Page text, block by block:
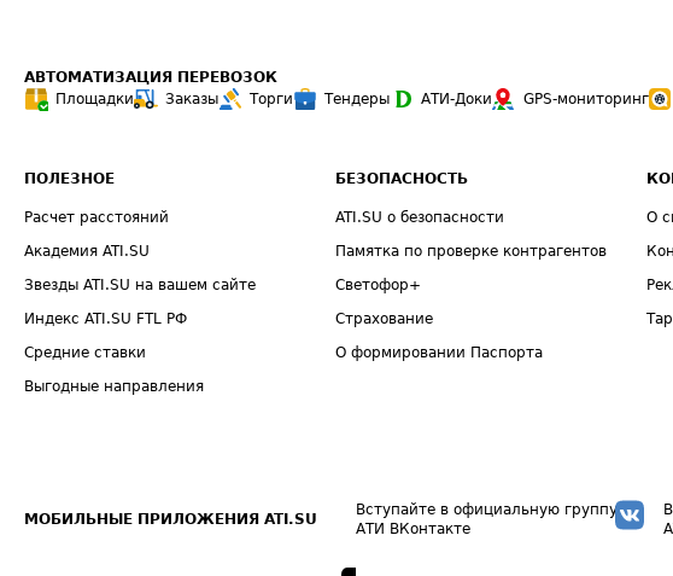
АВТОМАТИЗАЦИЯ ПЕРЕВОЗОК
Площадки
Заказы Торги Тендеры АТИ-Доки GPS-мониторинг
ПОЛЕЗНОЕ
Расчет расстояний
Академия ATI.SU
Звезды ATI.SU на вашем сайте
Индекс ATI.SU FTL РФ
Средние ставки
Выгодные направления
БЕЗОПАСНОСТЬ
ATI.SU о безопасности
Памятка по проверке контрагентов
Светофор+
Страхование
О формировании Паспорта
О
МОБИЛЬНЫЕ ПРИЛОЖЕНИЯ ATI.SU
Вступайте в официальную группу
АТИ ВКонтакте